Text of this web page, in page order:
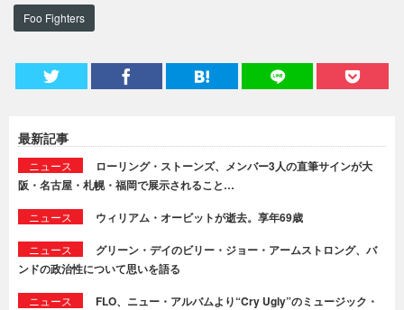
Foo Fighters
最新記事
ニュース
ローリング・ストーンズ、メンバー3人の直筆サインが大
阪・名古屋・札幌・福岡で展示されること…
ニュース ウィリアム・オービットが逝去。享年69歳
ニュース
グリーン・デイのビリー・ジョー・アームストロング、バ
ンドの政治性について思いを語る
ニュース
FLO、ニュー・アルバムより“Cry Ugly”のミュージック・